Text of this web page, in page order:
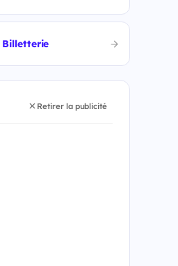
Billetterie
Retirer la publicité